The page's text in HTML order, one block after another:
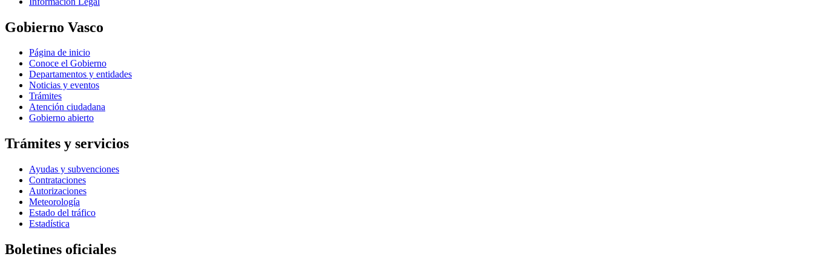
Gobierno Vasco
Página de inicio
Conoce el Gobierno
Departamentos y entidades
Noticias y eventos
Trámites
Atención ciudadana
Gobierno abierto
Trámites y servicios
Ayudas y subvenciones
Contrataciones
Autorizaciones
Meteorología
Estado del tráfico
Estadística
Boletines oficiales